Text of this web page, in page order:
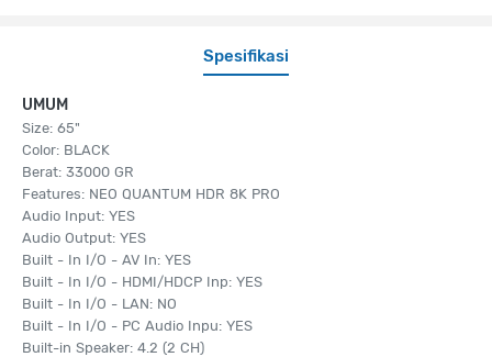
Spesifikasi
UMUM
Size: 65"
Color: BLACK
Berat: 33000 GR
Features: NEO QUANTUM HDR 8K PRO
Audio Input: YES
Audio Output: YES
Built - In I/O - AV In: YES
Built - In I/O - HDMI/HDCP Inp: YES
Built - In I/O - LAN: NO
Built - In I/O - PC Audio Inpu: YES
Built-in Speaker: 4.2 (2 CH)